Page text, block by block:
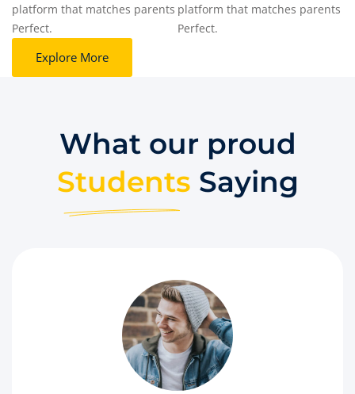
platform that matches parents
Perfect.
platform that matches parents
Perfect.
Explore More
What our proud​
Students Saying